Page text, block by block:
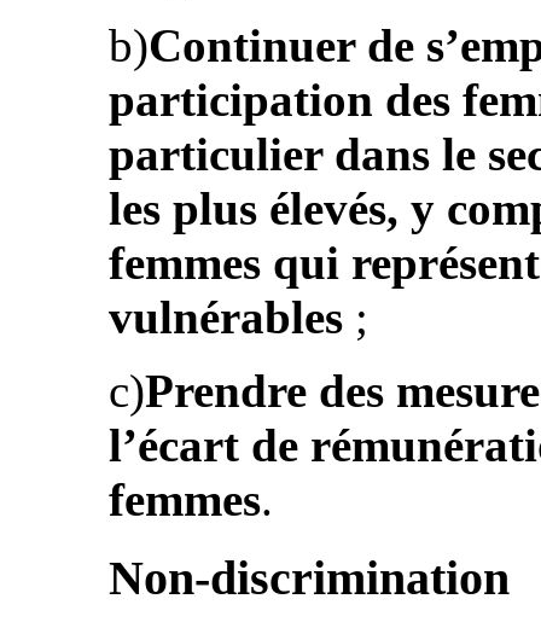
b)Continuer de
participation des
particulier dans le
les plus élevés, y
femmes qui
vulnérables ;
c)Prendre des
l’écart de
femmes.
Non-discrimination